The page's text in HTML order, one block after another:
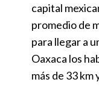
capital
promedio de
para llegar a
Oaxaca los
más de 33 km